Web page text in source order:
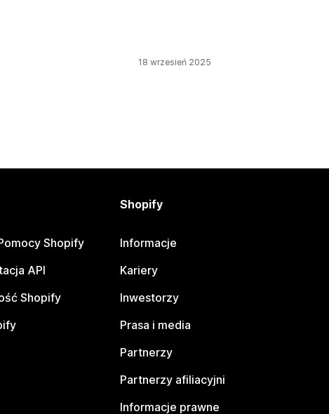
18 wrzesień 2025
Shopify
API
Shopify
Shopify
Informacje
Kariery
Inwestorzy
Prasa i media
Partnerzy
Partnerzy afiliacyjni
Informacje prawne